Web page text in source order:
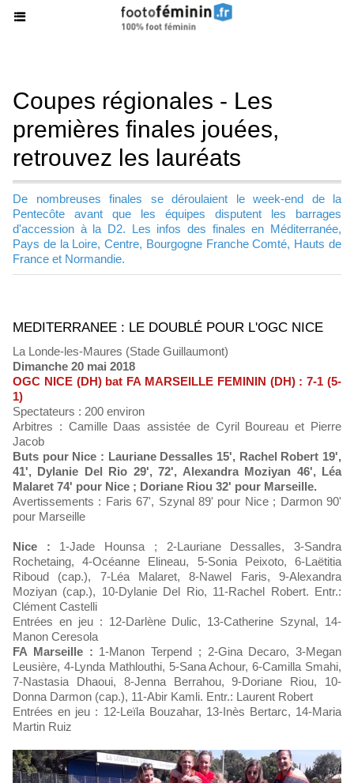
Coupes régionales - Les
premières finales jouées,
retrouvez les lauréats
De nombreuses finales se déroulaient le week-end de la
Pentecôte avant que les équipes disputent les barrages
d'accession à la D2. Les infos des finales en Méditerranée,
Pays de la Loire, Centre, Bourgogne Franche Comté, Hauts de
France et Normandie.
MEDITERRANEE : LE DOUBLÉ POUR L'OGC NICE
La Londe-les-Maures (Stade Guillaumont)
Dimanche 20 mai 2018
OGC NICE (DH) bat FA MARSEILLE FEMININ (DH) : 7-1 (5-
1)
Spectateurs : 200 environ
Arbitres : Camille Daas assistée de Cyril Boureau et Pierre
Jacob
Buts pour Nice : Lauriane Dessalles 15', Rachel Robert 19',
41', Dylanie Del Rio 29', 72', Alexandra Moziyan 46', Léa
Malaret 74' pour Nice ; Doriane Riou 32' pour Marseille.
Avertissements : Faris 67', Szynal 89' pour Nice ; Darmon 90'
pour Marseille
Nice : 1-Jade Hounsa ; 2-Lauriane Dessalles, 3-Sandra
Rochetaing, 4-Océanne Elineau, 5-Sonia Peixoto, 6-Laëtitia
Riboud (cap.), 7-Léa Malaret, 8-Nawel Faris, 9-Alexandra
Moziyan (cap.), 10-Dylanie Del Rio, 11-Rachel Robert. Entr.:
Clément Castelli
Entrées en jeu : 12-Darlène Dulic, 13-Catherine Szynal, 14-
Manon Ceresola
FA Marseille : 1-Manon Terpend ; 2-Gina Decaro, 3-Megan
Leusière, 4-Lynda Mathlouthi, 5-Sana Achour, 6-Camilla Smahi,
7-Nastasia Dhaoui, 8-Jenna Berrahou, 9-Doriane Riou, 10-
Donna Darmon (cap.), 11-Abir Kamli. Entr.: Laurent Robert
Entrées en jeu : 12-Leïla Bouzahar, 13-Inès Bertarc, 14-Maria
Martin Ruiz